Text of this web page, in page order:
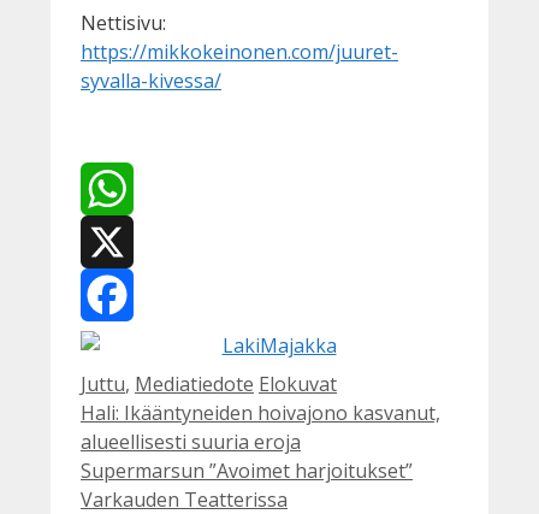
Nettisivu:
https://mikkokeinonen.com/juuret-
syvalla-kivessa/
WhatsApp
X
Facebook
Kategoriat
Juttu, Mediatiedote Avainsanat
Elokuvat
Hali: Ikääntyneiden hoivajono kasvanut,
alueellisesti suuria eroja
Supermarsun ”Avoimet harjoitukset”
Varkauden Teatterissa